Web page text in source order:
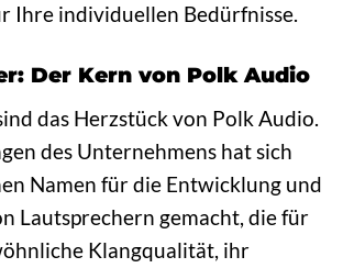
Ihre individuellen Bedürfnisse.
Der Kern von Polk Audio
das Herzstück von Polk Audio.
des Unternehmens hat sich
Namen für die Entwicklung und
Lautsprechern gemacht, die für
Klangqualität, ihr